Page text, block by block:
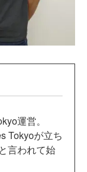
運営。
Tokyoが立ち
言われて始